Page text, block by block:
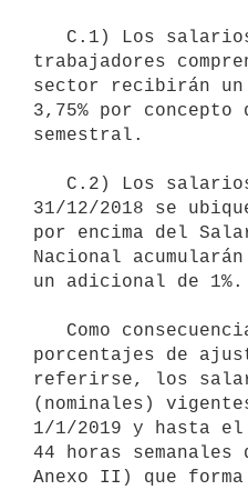
trabajadores
sector recibirán un
3,75% por
semestral.
31/12/2018 se
por encima del
Nacional
un adicional de 1%.
porcentajes de
referirse, los
(nominales)
1/1/2019 y hasta el
44 horas
Anexo II) que